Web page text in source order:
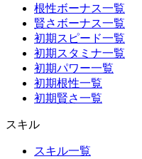
根性ボーナス一覧
賢さボーナス一覧
初期スピード一覧
初期スタミナ一覧
初期パワー一覧
初期根性一覧
初期賢さ一覧
スキル
スキル一覧